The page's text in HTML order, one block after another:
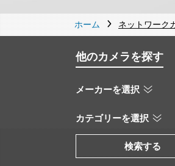
ホーム ネットワーク
他のカメラを探す
メーカーを選択
カテゴリーを選択
検索する